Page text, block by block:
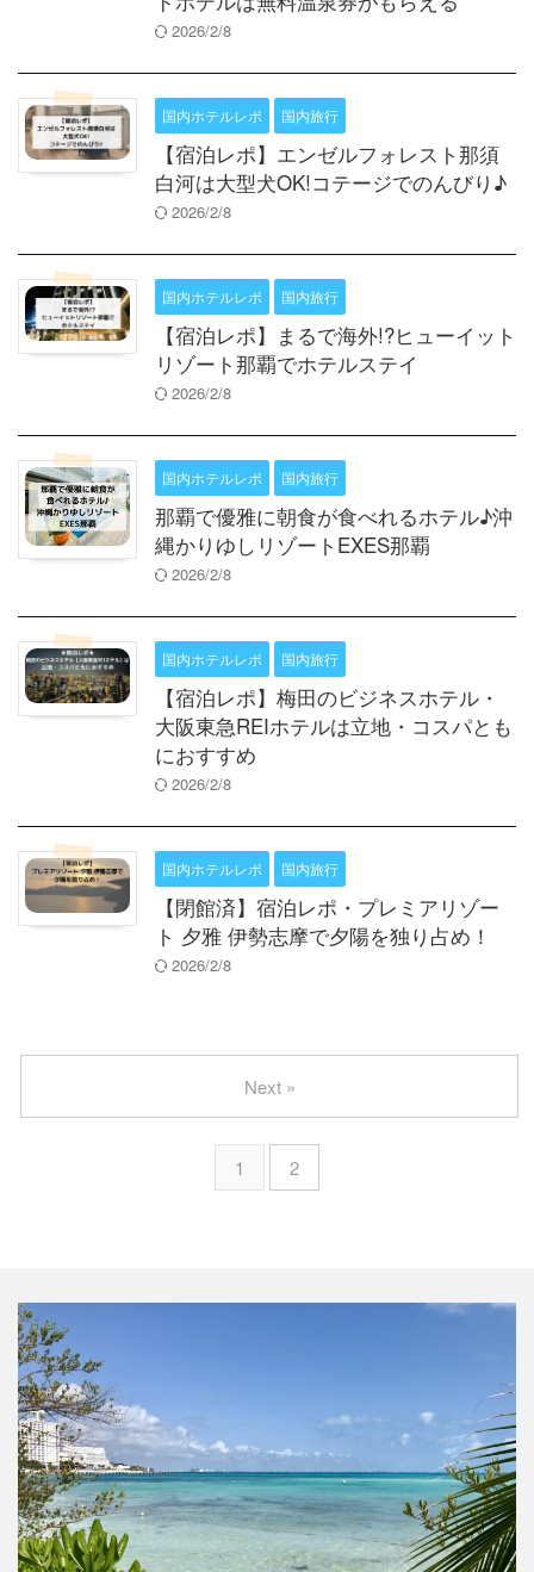
2026/2/8
国内ホテルレポ 国内旅行
【宿泊レポ】エンゼルフォレスト那須
白河は大型犬OK!コテージでのんびり♪
2026/2/8
国内ホテルレポ 国内旅行
【宿泊レポ】まるで海外!?ヒューイット
リゾート那覇でホテルステイ
2026/2/8
国内ホテルレポ 国内旅行
那覇で優雅に朝食が食べれるホテル♪沖
縄かりゆしリゾートEXES那覇
2026/2/8
国内ホテルレポ 国内旅行
【宿泊レポ】梅田のビジネスホテル・
大阪東急REIホテルは立地・コスパとも
におすすめ
2026/2/8
国内ホテルレポ 国内旅行
【閉館済】宿泊レポ・プレミアリゾー
ト 夕雅 伊勢志摩で夕陽を独り占め！
2026/2/8
1 2
Next »